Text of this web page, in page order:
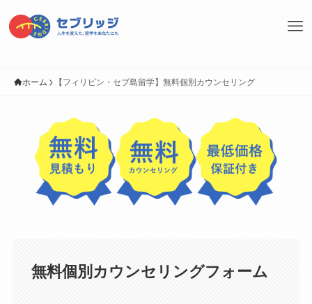
ホーム 【フィリピン・セブ島留学】無料個別カウンセリング
無料個別カウンセリングフォーム